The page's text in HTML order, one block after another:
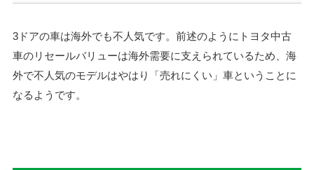
3ドアの車は海外でも不人気です。前述のようにトヨタ中古
車のリセールバリューは海外需要に支えられているため、海
外で不人気のモデルはやはり「売れにくい」車ということに
なるようです。